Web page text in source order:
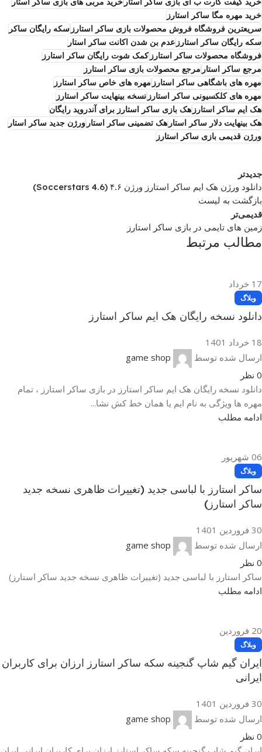
خرید مهره مگا ساکر استارز
سریعترین فروشگاه فروش محصولات بازی ساکر استارز سکه رایگان ساکر
سکه رایگان ساکر استارز عدم بن شدن اکانت ساکر استار
فروشگاه محصولات ساکر استارز کمک شوت رایگان ساکر استارز
مرجع ساکر استار مرجع محصولات بازی ساکر استارز
مهره های باشگاهی ساکر استارز مهره های خاص ساکر استارز
مهره های کلکسیونی ساکر استارز نسخه بینهایت ساکر استارز
هک ایم ساکر استارز هک بازی ساکر استارز برای آندروید رایگان
هک بینهایت دلار ساکر استار هک تضمینی ساکر استار ورژن جدید ساکر استار
ورژن قدیمی بازی ساکر استارز
جدیدتر
دانلود ورژن هک ایم ساکر استارز ورژن ۴.۶ (Soccerstars 4.6)
بازگشت به لیست
قدیمی‌تر
زمین های تایمی در بازی ساکر استارز
مطالب مرتبط
17 خرداد
وبلاگ
دانلود نسخه رایگان هک ایم ساکر استارز
18 خرداد 1401
ارسال شده توسط
game shop
0 نظر
دانلود نسخه رایگان هک ایم ساکر استارز در بازی ساکر استارز ، تمام
مهره ها ویژگی به نام ایم یا همان خط کش نشا...
ادامه مطلب
06 شهریور
وبلاگ
ساکر استارز با لباسی جدید (تغییرات ظاهری نسخه جدید
ساکر استارز)
30 فروردین 1401
ارسال شده توسط
game shop
0 نظر
ساکر استارز با لباسی جدید (تغییرات ظاهری نسخه جدید ساکر استارز)
ادامه مطلب
20 فروردین
وبلاگ
ایران گیم شاپ گنجینه سکه ساکر استارز ارزان برای کاربران
ایرانی
30 فروردین 1401
ارسال شده توسط
game shop
0 نظر